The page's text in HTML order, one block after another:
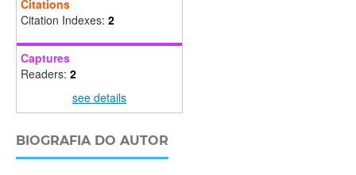
Citations
Citation Indexes: 2
Captures
Readers: 2
see details
BIOGRAFIA DO AUTOR